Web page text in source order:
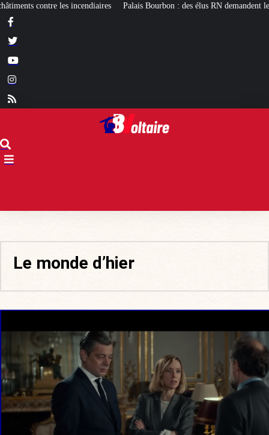
Palais Bourbon : des élus RN demandent le réexamen du projet de
Le monde d’hier